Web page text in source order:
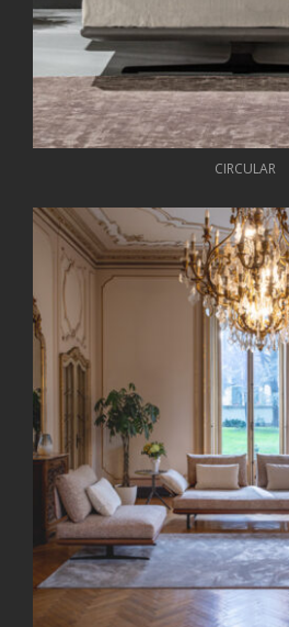
CIRCULAR